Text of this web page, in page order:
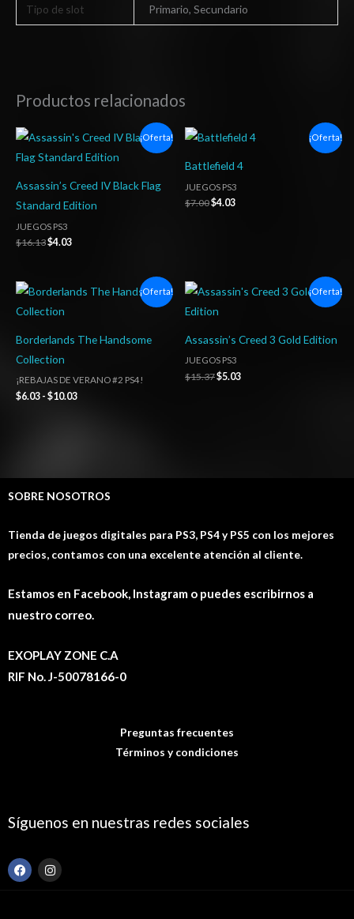
Tipo de slot Primario, Secundario
Productos relacionados
¡Oferta!
Assassin’s Creed IV Black Flag
Standard Edition
JUEGOS PS3
$16.13
precio
original
$16.13.
$4.03
El
precio
actual
$4.03.
¡Oferta!
Battlefield 4
JUEGOS PS3
$7.00
El
precio
era:
$7.00.
$4.03
El
precio
es:
$4.03.
¡Oferta!
Borderlands The Handsome
Collection
¡REBAJAS DE VERANO #2 PS4!
$6.03 - $10.03
Rango
de
$6.03
¡Oferta!
Assassin’s Creed 3 Gold Edition
JUEGOS PS3
$15.37
precio
original
$15.37.
$5.03
El
precio
$5.03.
SOBRE NOSOTROS
Tienda de juegos digitales para PS3, PS4 y PS5 con los mejores
precios, contamos con una excelente atención al cliente.
Estamos en Facebook, Instagram o puedes escribirnos a
nuestro correo.
EXOPLAY ZONE C.A
RIF No. J-50078166-0
Preguntas frecuentes
Términos y condiciones
Síguenos en nuestras redes sociales
F
a
I
n